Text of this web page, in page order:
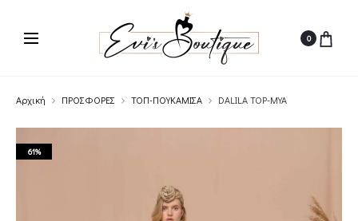
0
Αρχική ΠΡΟΣΦΟΡΕΣ ΤΟΠ-ΠΟΥΚΑΜΙΣΑ DALILA TOP-MYA
61%